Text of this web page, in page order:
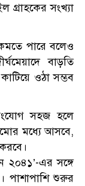
গ্রাহকের সংখ্যা
পারে বলেও
বাড়তি
ওঠা সম্ভব
সহজ হলে
মধ্যে আসবে,
২০৪১’-এর সঙ্গে
পাশাপাশি শুরুর